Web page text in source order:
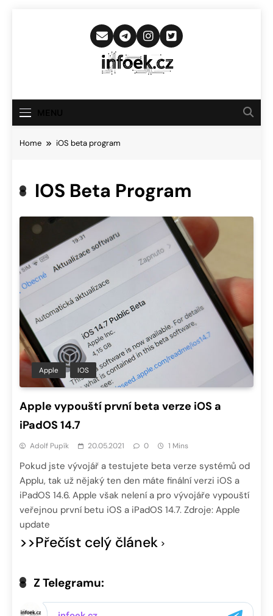
Infoek.cz
Novinkám
Home iOS beta program
IOS Beta Program
Apple IOS
Apple vypouští první beta verze iOS a
iPadOS 14.7
Adolf Pupík 20.05.2021 0 1 Mins
Pokud jste vývojář a testujete beta verze systémů od
Applu, tak už nějaký ten den máte finální verzi iOS a
iPadOS 14.6. Apple však nelení a pro vývojáře vypouští
veřejnou první betu iOS a iPadOS 14.7. Zdroje: Apple
update
>>Přečíst celý článek
Z Telegramu: